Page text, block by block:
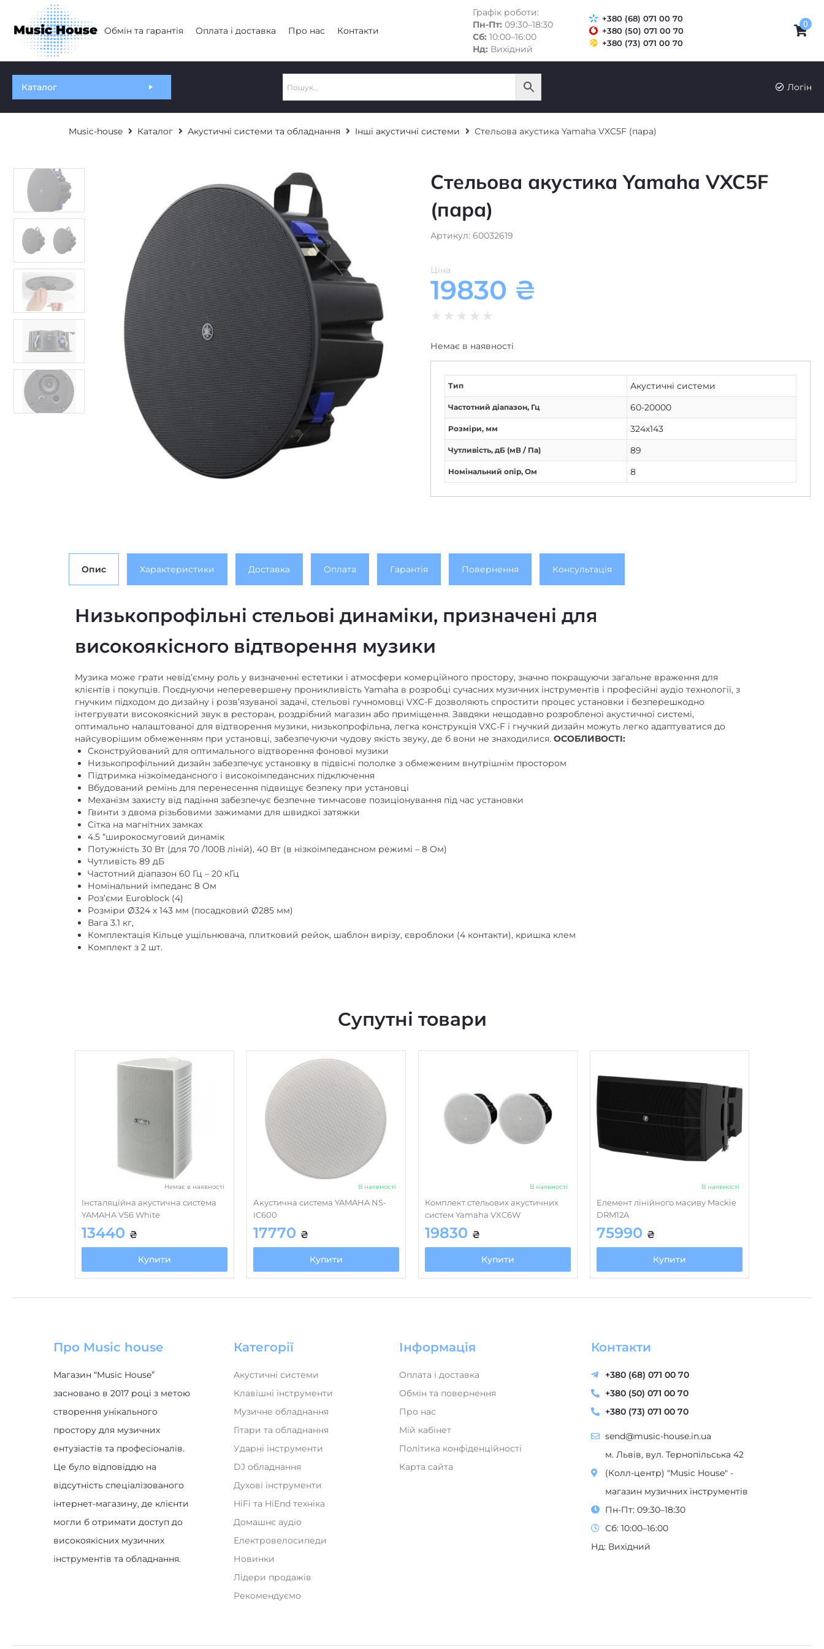
Обмін та гарантія Оплата і доставка Про нас Контакти
Графік роботи:
Пн-Пт: 09:30–18:30
Сб: 10:00–16:00
Нд: Вихідний
+380 (68) 071 00 70
+380 (50) 071 00 70
+380 (73) 071 00 70
0
Каталог Логін
Music-house Каталог Акустичні системи та обладнання Інші акустичні системи Стельова акустика Yamaha VXC5F (пара)
Стельова акустика Yamaha VXC5F
(пара)
Артикул: 60032619
Ціна
19830 ₴
★ ★ ★ ★ ★
Немає в наявності
Тип Акустичні системи
Частотний діапазон, Гц 60-20000
Розміри, мм 324х143
Чутливість, дБ (мВ / Па) 89
Номінальний опір, Ом 8
Опис Характеристики Доставка Оплата Гарантія Повернення Консультація
Низькопрофільні стельові динаміки, призначені для
високоякісного відтворення музики
Музика може грати невід’ємну роль у визначенні естетики і атмосфери комерційного простору, значно покращуючи загальне враження для
клієнтів і покупців. Поєднуючи неперевершену проникливість Yamaha в розробці сучасних музичних інструментів і професійні аудіо технології, з
гнучким підходом до дизайну і розв’язуваної задачі, стельові гучномовці VXC-F дозволяють спростити процес установки і безперешкодно
інтегрувати високоякісний звук в ресторан, роздрібний магазин або приміщення. Завдяки нещодавно розробленої акустичної системі,
оптимально налаштованої для відтворення музики, низькопрофільна, легка конструкція VXC-F і гнучкий дизайн можуть легко адаптуватися до
найсуворішим обмеженням при установці, забезпечуючи чудову якість звуку, де б вони не знаходилися. ОСОБЛИВОСТІ:
Сконструйований для оптимального відтворення фонової музики
Низькопрофільний дизайн забезпечує установку в підвісні пололке з обмеженим внутрішнім простором
Підтримка нізкоімедансного і високоімпедансних підключення
Вбудований ремінь для перенесення підвищує безпеку при установці
Механізм захисту від падіння забезпечує безпечне тимчасове позиціонування під час установки
Гвинти з двома різьбовими зажимами для швидкої затяжки
Сітка на магнітних замках
4.5 “широкосмуговий динамік
Потужність 30 Вт (для 70 /100В ліній), 40 Вт (в нізкоімпедансном режимі – 8 Ом)
Чутливість 89 дБ
Частотний діапазон 60 Гц – 20 кГц
Номінальний імпеданс 8 Ом
Роз’єми Euroblock (4)
Розміри Ø324 x 143 мм (посадковий Ø285 мм)
Вага 3.1 кг,
Комплектація Кільце ущільнювача, плитковий рейок, шаблон вирізу, євроблоки (4 контакти), кришка клем
Комплект з 2 шт.
Супутні товари
Немає в наявності
Інсталяційна акустична система
YAMAHA VS6 White
13440 ₴
Купити
В наявності
Акустична система YAMAHA NS-
IC600
17770 ₴
Купити
В наявності
Комплект стельових акустичних
систем Yamaha VXC6W
19830 ₴
Купити
В наявності
Елемент лінійного масиву Mackie
DRM12A
75990 ₴
Купити
Про Music house
Магазин “Music House”
засновано в 2017 році з метою
створення унікального
простору для музичних
ентузіастів та професіоналів.
Це було відповіддю на
відсутність спеціалізованого
інтернет-магазину, де клієнти
могли б отримати доступ до
високоякісних музичних
інструментів та обладнання.
Категорії
Акустичні системи
Клавішні інструменти
Музичне обладнання
Гітари та обладнання
Ударні інструменти
DJ обладнання
Духові інструменти
HiFi та HiEnd техніка
Домашнє аудіо
Електровелосипеди
Новинки
Лідери продажів
Рекомендуємо
Інформація
Оплата і доставка
Обмін та повернення
Про нас
Мій кабінет
Політика конфіденційності
Карта сайта
Контакти
+380 (68) 071 00 70
+380 (50) 071 00 70
+380 (73) 071 00 70
send@music-house.in.ua
м. Львів, вул. Тернопільська 42
(Колл-центр) "Music House" -
магазин музичних інструментів
Пн-Пт: 09:30–18:30
Сб: 10:00–16:00
Нд: Вихідний